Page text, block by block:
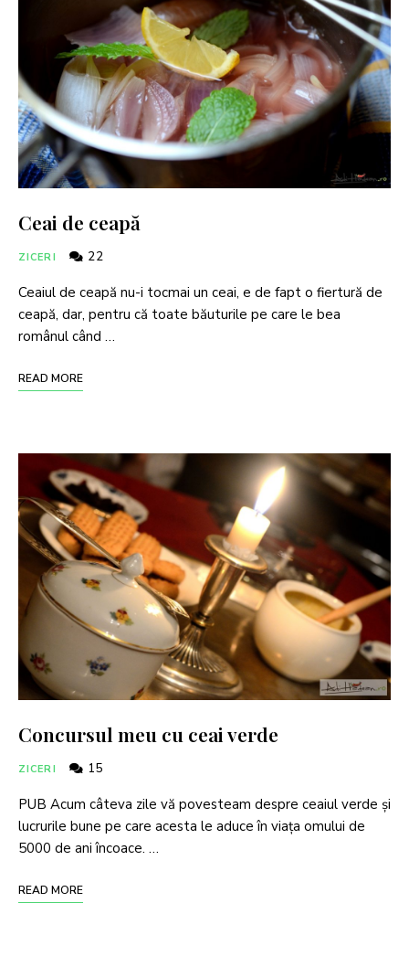
Ceai de ceapă
ZICERI 22
Ceaiul de ceapă nu-i tocmai un ceai, e de fapt o fiertură de
ceapă, dar, pentru că toate băuturile pe care le bea
românul când …
READ MORE
Concursul meu cu ceai verde
ZICERI 15
PUB Acum câteva zile vă povesteam despre ceaiul verde și
lucrurile bune pe care acesta le aduce în viața omului de
5000 de ani încoace. …
READ MORE